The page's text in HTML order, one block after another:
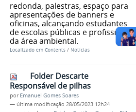
redonda, palestras, espaço para
apresentações de banners e
oficinas, alcançando estudantes
de escolas públicas e profissionais
da área ambiental.
Localizado em Contents / Notícias
Folder Descarte
Responsável de pilhas
por Emanuel Gomes Soares
— última modificação 28/05/2023 12h24